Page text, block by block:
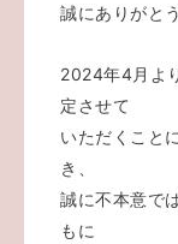
誠にありがと
2024年4月よ
定させて
いただくこと
き、
誠に不本意で
もに